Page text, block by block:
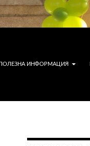
ПОЛЕЗНА ИНФОРМАЦИЯ